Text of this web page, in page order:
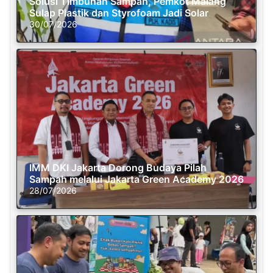
Sulap Plastik dan Styrofoam Jadi Solar
30/07/2026
IMM DKI Jakarta Dorong Budaya Pilah
Sampah melalui Jakarta Green Academy 2026
28/07/2026